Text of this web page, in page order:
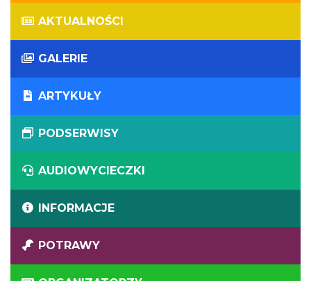
AKTUALNOŚCI
GALERIE
ARTYKUŁY
PODSERWISY
AUDIOWYCIECZKI
INFORMACJE
POTRAWY